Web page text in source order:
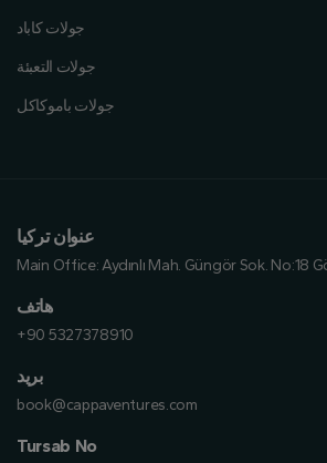
جولات كاباد
جولات التعبئة
جولات باموكاكل
عنوان تركيا
Main Office:Aydınlı Mah. Güngör Sok. No:18
هاتف
+90 5327378910
بريد
book@cappaventures.com
Tursab No